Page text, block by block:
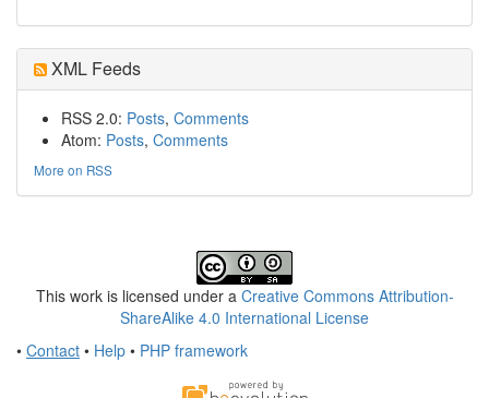
XML Feeds
RSS 2.0: Posts, Comments
Atom: Posts, Comments
More on RSS
This work is licensed under a Creative Commons Attribution-
ShareAlike 4.0 International License
• Contact • Help • PHP framework